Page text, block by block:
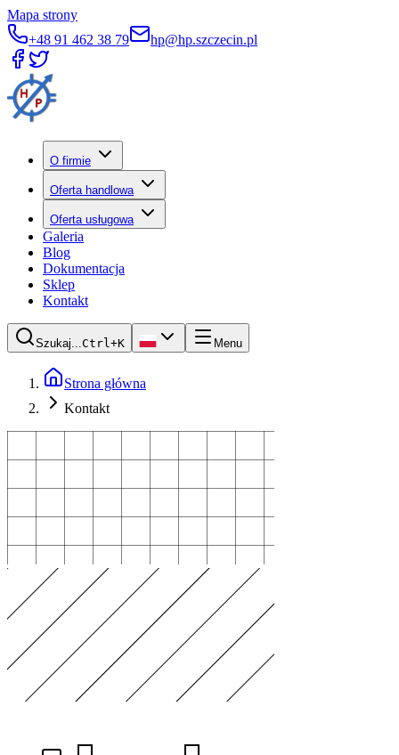
Mapa strony
+48 91 462 38 79
hp@hp.szczecin.pl
O firmie
Oferta handlowa
Oferta usługowa
Galeria
Blog
Dokumentacja
Sklep
Kontakt
Szukaj...Ctrl+K Menu
Strona główna
Kontakt